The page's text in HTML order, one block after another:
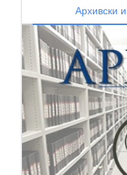
Архивски